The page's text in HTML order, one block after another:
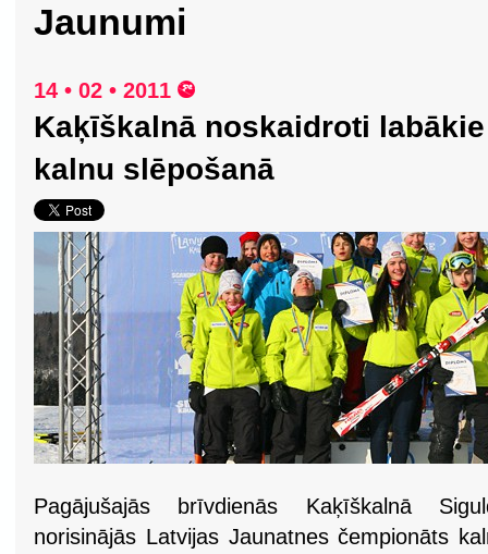
Jaunumi
14 • 02 • 2011
Kaķīškalnā noskaidroti
kalnu slēpošanā
Pagājušajās brīvdienās Kaķīškalnā
norisinājās Latvijas Jaunatnes čempionāts